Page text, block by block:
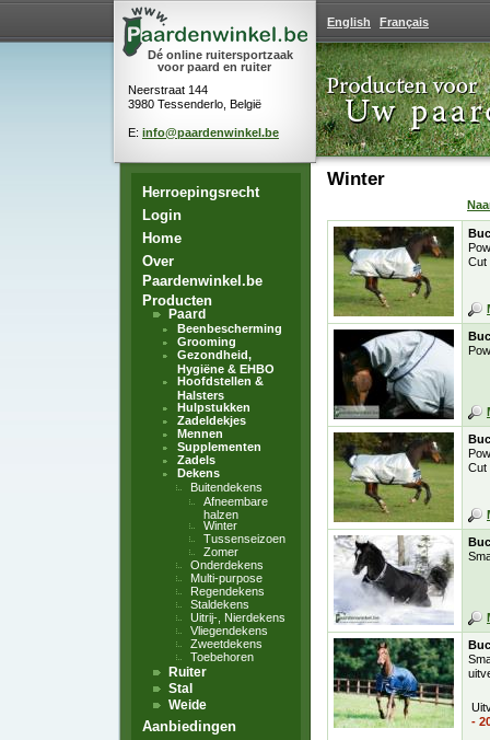
Dé online ruitersportzaak
voor paard en ruiter
Neerstraat 144
3980 Tessenderlo, België
E: info@paardenwinkel.be
Herroepingsrecht
Login
Home
Over
Paardenwinkel.be
Producten
Paard
Beenbescherming
Grooming
Gezondheid,
Hygiëne & EHBO
Hoofdstellen &
Halsters
Hulpstukken
Zadeldekjes
Mennen
Supplementen
Zadels
Dekens
Buitendekens
Afneembare
halzen
Winter
Tussenseizoen
Zomer
Onderdekens
Multi-purpose
Regendekens
Staldekens
Uitrij-, Nierdekens
Vliegendekens
Zweetdekens
Toebehoren
Ruiter
Stal
Weide
Aanbiedingen
English Français
Winter
Cut
Cut
-